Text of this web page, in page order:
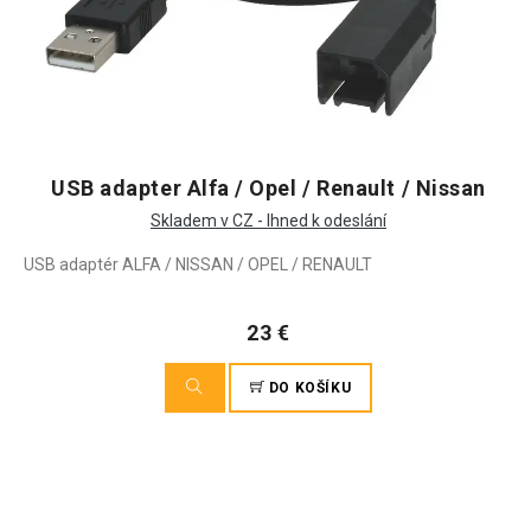
USB adapter Alfa / Opel / Renault / Nissan
Skladem v CZ - Ihned k odeslání
USB adaptér ALFA / NISSAN / OPEL / RENAULT
23 €
DO KOŠÍKU